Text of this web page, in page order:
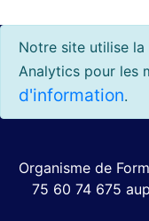
Notre site utilise
Analytics pour les
d'information.
Organisme de
75 60 74 675